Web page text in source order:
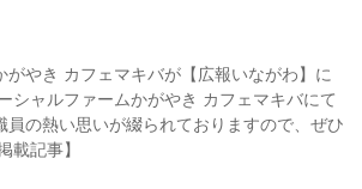
がやき カフェマキバが【広報いながわ】に
シャルファームかがやき カフェマキバにて
員の熱い思いが綴られておりますので、ぜひ
載記事】